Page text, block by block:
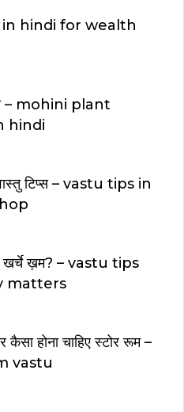
hindi for wealth
– mohini plant
hindi
टिप्स – vastu tips in
ख़म? – vastu tips
matters
होना चाहिए स्टोर रूम –
vastu